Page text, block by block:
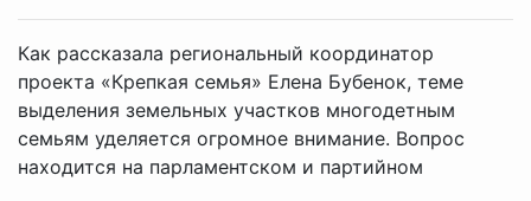
Как рассказала региональный координатор
проекта «Крепкая семья» Елена Бубенок, теме
выделения земельных участков многодетным
семьям уделяется огромное внимание. Вопрос
находится на парламентском и партийном